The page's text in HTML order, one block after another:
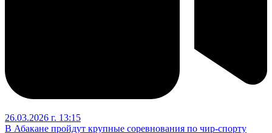
26.03.2026 г. 13:15
В Абакане пройдут крупные соревнования по чир‑спорту